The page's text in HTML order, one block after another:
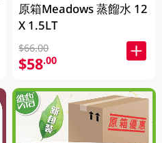
原箱Meadows 蒸餾水 12
X 1.5LT
$66.00
$58.00